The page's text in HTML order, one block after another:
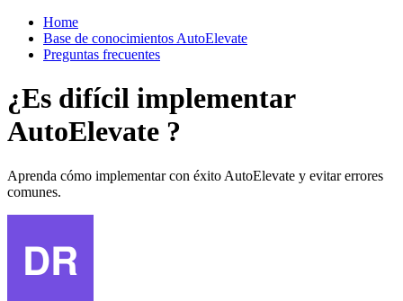
Home
Base de conocimientos AutoElevate
Preguntas frecuentes
¿Es difícil implementar
AutoElevate ?
Aprenda cómo implementar con éxito AutoElevate y evitar errores
comunes.